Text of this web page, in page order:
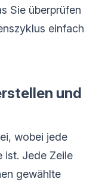
Sie überprüfen
einfach
und
wobei jede
ist. Jede Zeile
gewählte